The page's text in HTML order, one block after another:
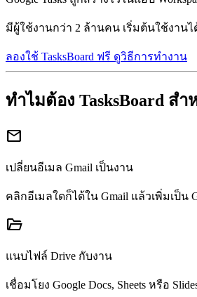
มีผู้ใช้งานกว่า 2 ล้านคน เริ่มต้นใช้งานไ
ลองใช้ TasksBoard ฟรี ดูวิธีการทำงาน
ทำไมต้อง TasksBoard สำ
mail
เปลี่ยนอีเมล Gmail เป็นงาน
คลิกอีเมลใดก็ได้ใน Gmail แล้วเพิ่มเป็
folder_open
แนบไฟล์ Drive กับงาน
เชื่อมโยง Google Docs, Sheets หรือ